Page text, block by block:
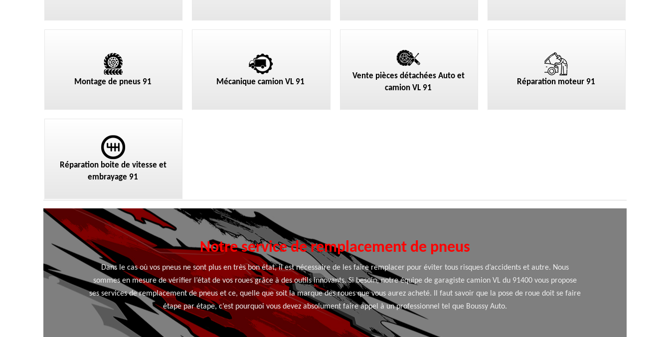
Montage de pneus 91 Mécanique camion VL 91
Vente pièces détachées Auto et
camion VL 91
Réparation moteur 91
Réparation boite de vitesse et
embrayage 91
Notre service de remplacement de pneus
Dans le cas où vos pneus ne sont plus en très bon état, il est nécessaire de les faire remplacer pour éviter tous risques d’accidents et autre. Nous
sommes en mesure de vérifier l’état de vos roues grâce à des outils innovants. Si besoin, notre équipe de garagiste camion VL du 91400 vous propose
ses services de remplacement de pneus et ce, quelle que soit la marque des roues que vous aurez acheté. Il faut savoir que la pose de roue doit se faire
étape par étape, c’est pourquoi vous devez absolument faire appel à un professionnel tel que Boussy Auto.